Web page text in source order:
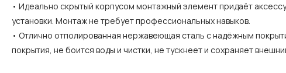
• Идеально скрытый корпусом монтажный элемент придаёт
установки. Монтаж не требует профессиональных навыков.
• Отлично отполированная нержавеющая сталь с надёжным
покрытия, не боится воды и чистки, не тускнеет и сохраняет